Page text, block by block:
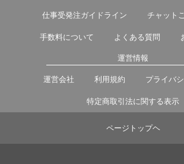
仕事受発注ガイドライン チャット
手数料について よくある質問
運営情報
運営会社 利用規約 プライバ
特定商取引法に関する表示
ページトップヘ